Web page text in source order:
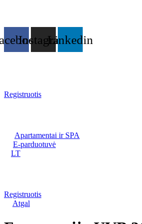
turinio
InstagramLinkedin
Registruotis
Apartamentai ir SPA
E-parduotuvė
LT
Registruotis
Atgal